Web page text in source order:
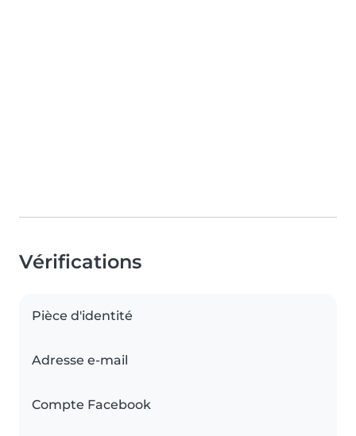
Vérifications
Pièce d'identité
Adresse e-mail
Compte Facebook